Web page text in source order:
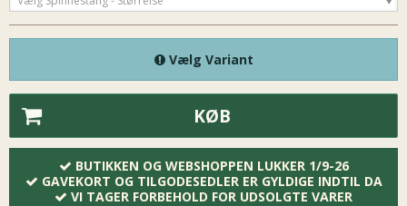
Vælg Variant
KØB
BUTIKKEN OG WEBSHOPPEN LUKKER 1/9-26
GAVEKORT OG TILGODESEDLER ER GYLDIGE INDTIL DA
VI TAGER FORBEHOLD FOR UDSOLGTE VARER